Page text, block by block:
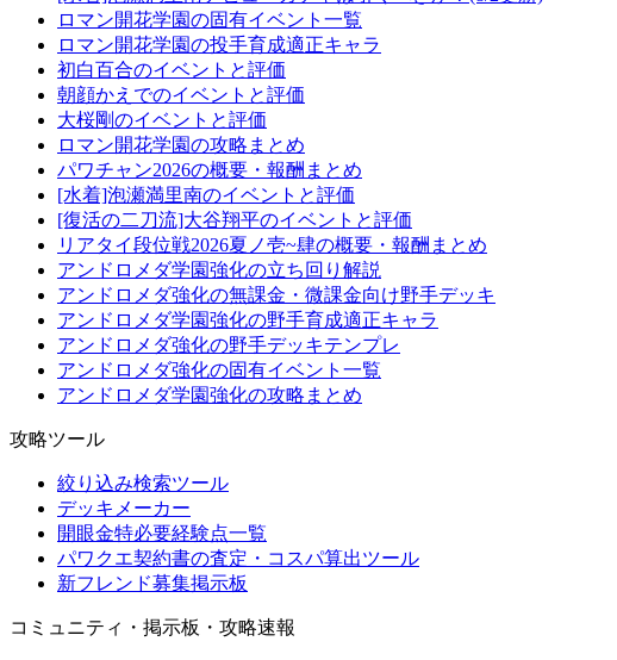
ロマン開花学園の固有イベント一覧
ロマン開花学園の投手育成適正キャラ
初白百合のイベントと評価
朝顔かえでのイベントと評価
大桜剛のイベントと評価
ロマン開花学園の攻略まとめ
パワチャン2026の概要・報酬まとめ
[水着]泡瀬満里南のイベントと評価
[復活の二刀流]大谷翔平のイベントと評価
リアタイ段位戦2026夏ノ壱~肆の概要・報酬まとめ
アンドロメダ学園強化の立ち回り解説
アンドロメダ強化の無課金・微課金向け野手デッキ
アンドロメダ学園強化の野手育成適正キャラ
アンドロメダ強化の野手デッキテンプレ
アンドロメダ強化の固有イベント一覧
アンドロメダ学園強化の攻略まとめ
攻略ツール
絞り込み検索ツール
デッキメーカー
開眼金特必要経験点一覧
パワクエ契約書の査定・コスパ算出ツール
新フレンド募集掲示板
コミュニティ・掲示板・攻略速報